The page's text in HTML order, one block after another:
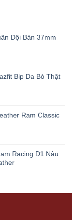
Đội Bản 37mm
VND.
Bip Da Bò Thật
Ram Classic
Racing D1 Nâu